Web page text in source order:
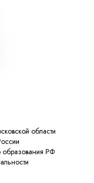
области
образования РФ